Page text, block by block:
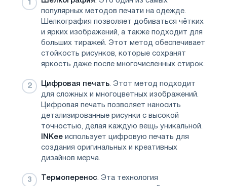
популярных методов печати на одежде.
Шелкография позволяет добиваться чётких
и ярких изображений, а также подходит для
больших тиражей. Этот метод обеспечивает
стойкость рисунков, которые сохранят
яркость даже после многочисленных стирок.
Цифровая печать . Этот метод подходит
для сложных и многоцветных изображений.
Цифровая печать позволяет наносить
детализированные рисунки с высокой
точностью, делая каждую вещь уникальной.
INKee использует цифровую печать для
создания оригинальных и креативных
дизайнов мерча.
Термоперенос . Эта технология